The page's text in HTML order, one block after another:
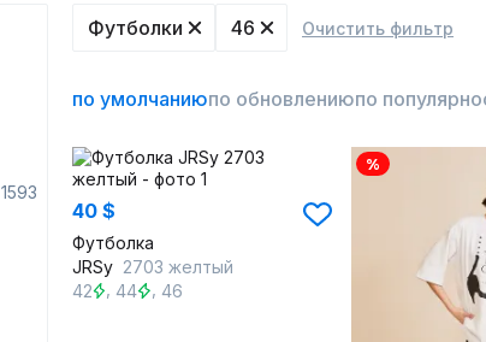
1593
Футболки 46 Очистить фильтр
по умолчаниюпо обновлениюпо
40 $
Футболка
JRSy 2703 желтый
42
44 46
%